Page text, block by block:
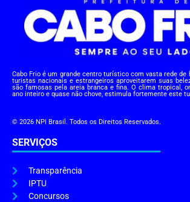
Cabo Frio é um grande centro turístico com vasta rede de
turistas nacionais e estrangeiros aproveitarem suas
são famosas pela areia branca e fina. O clima tropical,
ano inteiro e quase não chove, estimula fortemente este
© 2026 NPI Brasil. Todos os Direitos Reservados.
SERVIÇOS
Transparência
IPTU
Concursos